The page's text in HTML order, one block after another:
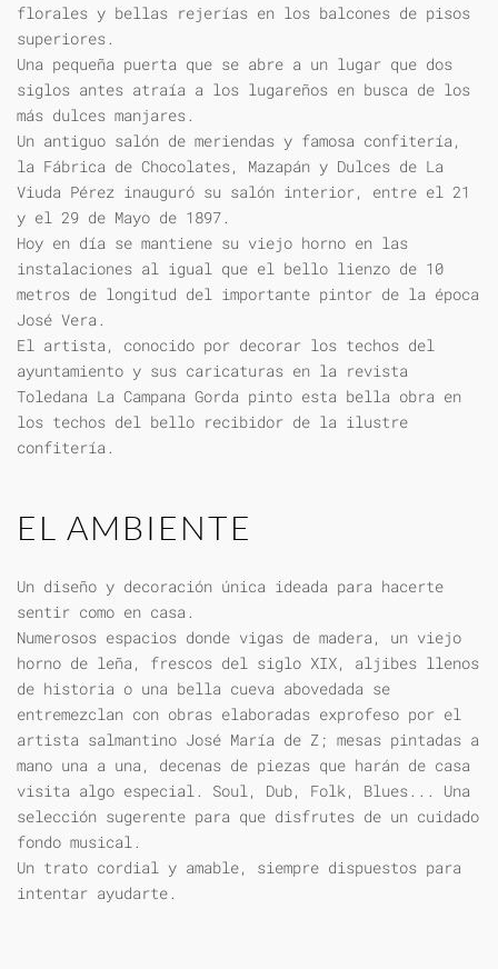
florales y bellas rejerías en los balcones de pisos
superiores.
Una pequeña puerta que se abre a un lugar que dos
siglos antes atraía a los lugareños en busca de los
más dulces manjares.
Un antiguo salón de meriendas y famosa confitería,
la Fábrica de Chocolates, Mazapán y Dulces de La
Viuda Pérez inauguró su salón interior, entre el 21
y el 29 de Mayo de 1897.
Hoy en día se mantiene su viejo horno en las
instalaciones al igual que el bello lienzo de 10
metros de longitud del importante pintor de la época
José Vera.
El artista, conocido por decorar los techos del
ayuntamiento y sus caricaturas en la revista
Toledana La Campana Gorda pinto esta bella obra en
los techos del bello recibidor de la ilustre
confitería.
EL AMBIENTE
Un diseño y decoración única ideada para hacerte
sentir como en casa.
Numerosos espacios donde vigas de madera, un viejo
horno de leña, frescos del siglo XIX, aljibes llenos
de historia o una bella cueva abovedada se
entremezclan con obras elaboradas exprofeso por el
artista salmantino José María de Z; mesas pintadas a
mano una a una, decenas de piezas que harán de casa
visita algo especial. Soul, Dub, Folk, Blues... Una
selección sugerente para que disfrutes de un cuidado
fondo musical.
Un trato cordial y amable, siempre dispuestos para
intentar ayudarte.